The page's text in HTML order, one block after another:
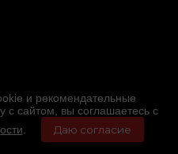
и рекомендательные
с сайтом, вы соглашаетесь с
Даю согласие